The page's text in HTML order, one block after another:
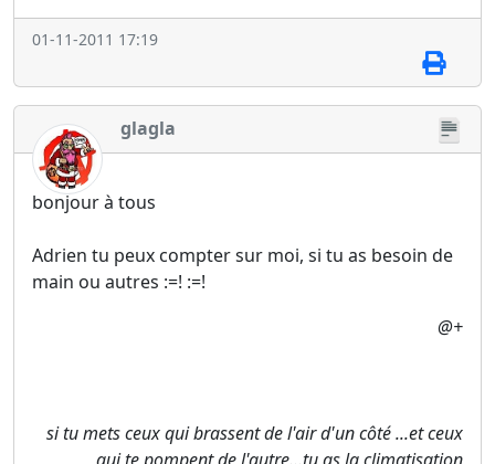
01-11-2011 17:19
glagla
bonjour à tous
Adrien tu peux compter sur moi, si tu as besoin de
main ou autres :=! :=!
@+
si tu mets ceux qui brassent de l'air d'un côté ...et ceux